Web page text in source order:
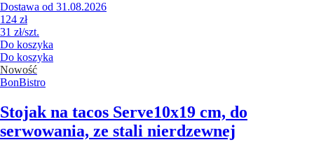
Dostawa od 31.08.2026
124 zł
31 zł/szt.
Do koszyka
Do koszyka
Nowość
BonBistro
Stojak na tacos Serve10x19 cm, do
serwowania, ze stali nierdzewnej